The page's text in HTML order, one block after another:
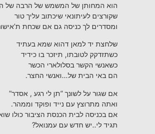
הוא המחותן של המשמש של הרבה של
שקורצים לעיתונאי שיכתוב עליך טור
ומסדרים לך כניסה גם אם שכחת
שלחצת יד למאן דהוא שמא בעתיד
כשתזדקק לטובתו, תיזכר בו כידיד
כשאנשי הקשר בסלולארי הכשר
הם באי הבית של…ואנשי החצר.
אם שגור על לשונך “תן לי רגע , אסדר”
ואתה מתרוצץ עם נייד ופוקד וממהר.
אם בכניסה לבית הכנסת הציבור כולו
תגיד לי..יש חדש עם עמנואל?